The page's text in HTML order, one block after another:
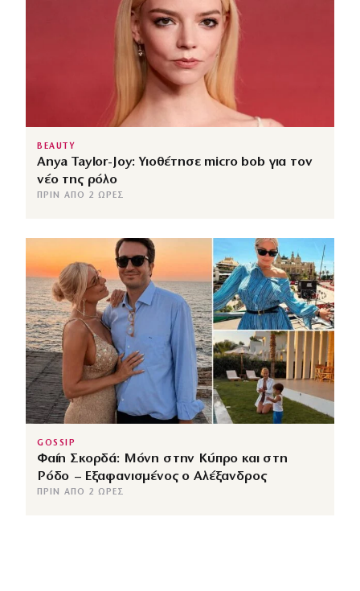
BEAUTY
Anya Taylor-Joy: Υιοθέτησε micro bob για τον
νέο της ρόλο
ΠΡΙΝ ΑΠΌ 2 ΏΡΕΣ
GOSSIP
Φαίη Σκορδά: Μόνη στην Κύπρο και στη
Ρόδο – Εξαφανισμένος ο Αλέξανδρος
ΠΡΙΝ ΑΠΌ 2 ΏΡΕΣ